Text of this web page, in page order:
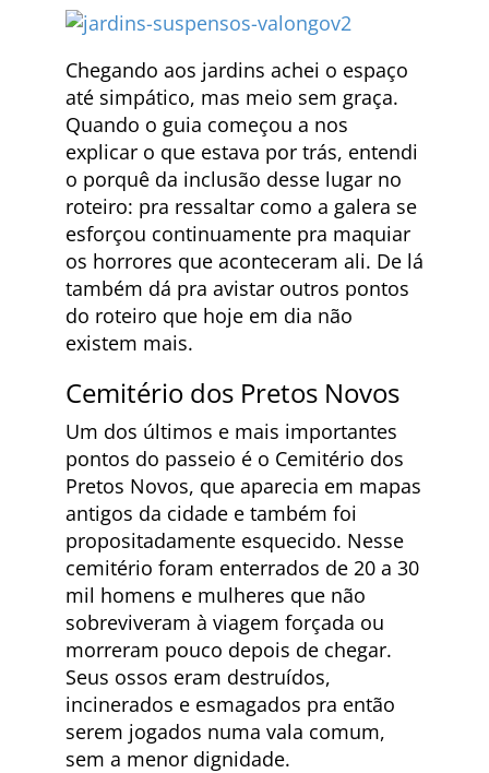
Chegando aos jardins achei o espaço
até simpático, mas meio sem graça.
Quando o guia começou a nos
explicar o que estava por trás, entendi
o porquê da inclusão desse lugar no
roteiro: pra ressaltar como a galera se
esforçou continuamente pra maquiar
os horrores que aconteceram ali. De lá
também dá pra avistar outros pontos
do roteiro que hoje em dia não
existem mais.
Cemitério dos Pretos Novos
Um dos últimos e mais importantes
pontos do passeio é o Cemitério dos
Pretos Novos, que aparecia em mapas
antigos da cidade e também foi
propositadamente esquecido. Nesse
cemitério foram enterrados de 20 a 30
mil homens e mulheres que não
sobreviveram à viagem forçada ou
morreram pouco depois de chegar.
Seus ossos eram destruídos,
incinerados e esmagados pra então
serem jogados numa vala comum,
sem a menor dignidade.